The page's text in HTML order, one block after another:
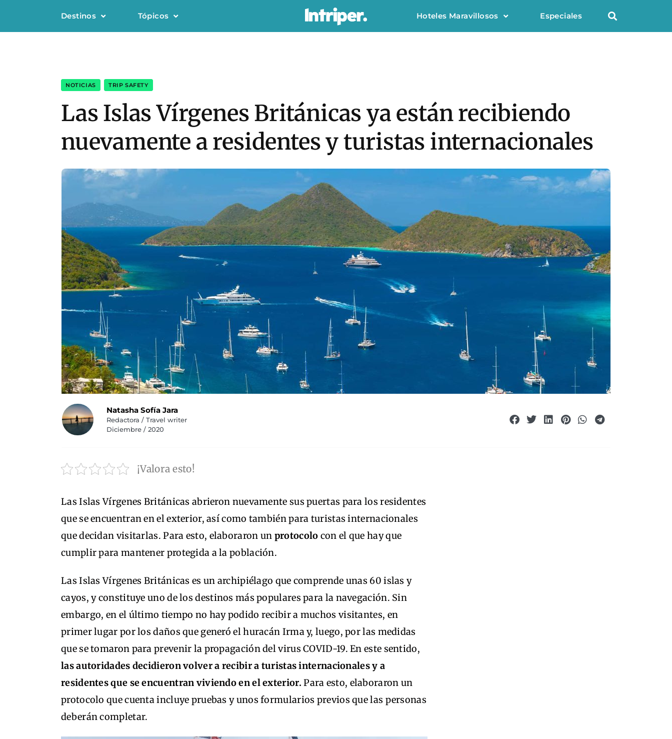
Destinos Tópicos Hoteles Maravillosos Especiales
NOTICIAS TRIP SAFETY
Las Islas Vírgenes Británicas ya están recibiendo
nuevamente a residentes y turistas internacionales
Natasha Sofía Jara
Redactora / Travel writer
Diciembre / 2020
¡Valora esto!
Las Islas Vírgenes Británicas abrieron nuevamente sus puertas para los residentes
que se encuentran en el exterior, así como también para turistas internacionales
que decidan visitarlas. Para esto, elaboraron un protocolo con el que hay que
cumplir para mantener protegida a la población.
Las Islas Vírgenes Británicas es un archipiélago que comprende unas 60 islas y
cayos, y constituye uno de los destinos más populares para la navegación. Sin
embargo, en el último tiempo no hay podido recibir a muchos visitantes, en
primer lugar por los daños que generó el huracán Irma y, luego, por las medidas
que se tomaron para prevenir la propagación del virus COVID-19. En este sentido,
las autoridades decidieron volver a recibir a turistas internacionales y a
residentes que se encuentran viviendo en el exterior. Para esto, elaboraron un
protocolo que cuenta incluye pruebas y unos formularios previos que las personas
deberán completar.